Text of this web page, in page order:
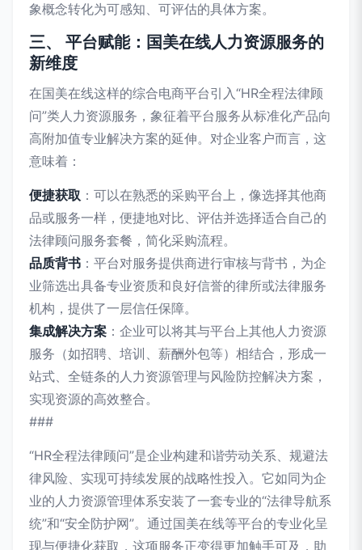
象概念转化为可感知、可评估的具体方案。
三、 平台赋能：国美在线人力资源服务的
新维度
在国美在线这样的综合电商平台引入“HR全程法律顾
问”类人力资源服务，象征着平台服务从标准化产品向
高附加值专业解决方案的延伸。对企业客户而言，这
意味着：
便捷获取 ：可以在熟悉的采购平台上，像选择其他商
品或服务一样，便捷地对比、评估并选择适合自己的
法律顾问服务套餐，简化采购流程。
品质背书 ：平台对服务提供商进行审核与背书，为企
业筛选出具备专业资质和良好信誉的律所或法律服务
机构，提供了一层信任保障。
集成解决方案 ：企业可以将其与平台上其他人力资源
服务（如招聘、培训、薪酬外包等）相结合，形成一
站式、全链条的人力资源管理与风险防控解决方案，
实现资源的高效整合。
###
“HR全程法律顾问”是企业构建和谐劳动关系、规避法
律风险、实现可持续发展的战略性投入。它如同为企
业的人力资源管理体系安装了一套专业的“法律导航系
统”和“安全防护网”。通过国美在线等平台的专业化呈
现与便捷化获取，这项服务正变得更加触手可及，助